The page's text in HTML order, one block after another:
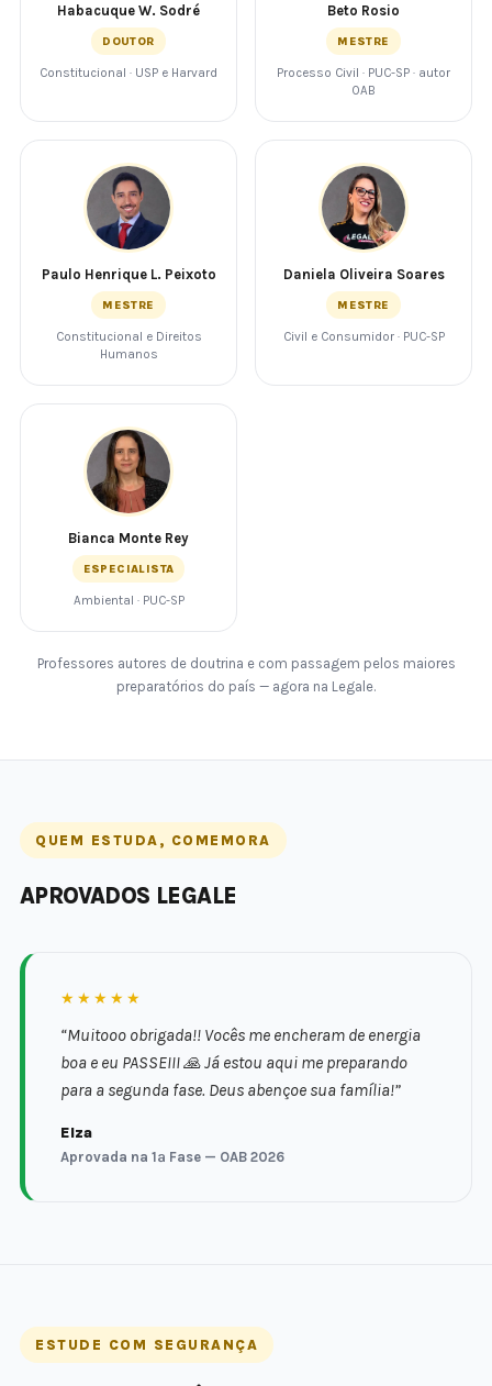
Habacuque W. Sodré
DOUTOR
Constitucional · USP e Harvard
Beto Rosio
MESTRE
Processo Civil · PUC-SP · autor
OAB
Paulo Henrique L. Peixoto
MESTRE
Constitucional e Direitos
Humanos
Daniela Oliveira Soares
MESTRE
Civil e Consumidor · PUC-SP
Bianca Monte Rey
ESPECIALISTA
Ambiental · PUC-SP
Professores autores de doutrina e com passagem pelos maiores
preparatórios do país — agora na Legale.
QUEM ESTUDA, COMEMORA
APROVADOS LEGALE
★★★★★
“Muitooo obrigada!! Vocês me encheram de energia
boa e eu PASSEIII 🙏 Já estou aqui me preparando
para a segunda fase. Deus abençoe sua família!”
Elza
Aprovada na 1ª Fase — OAB 2026
ESTUDE COM SEGURANÇA